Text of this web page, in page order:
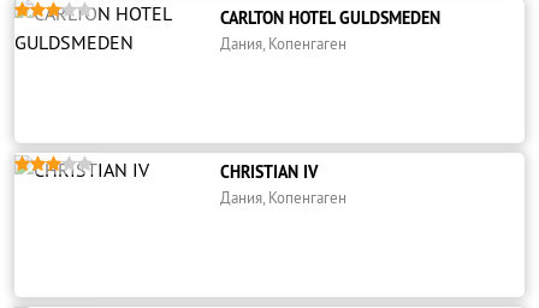
 CARLTON HOTEL GULDSMEDEN
Дания, Копенгаген
 CHRISTIAN IV
Дания, Копенгаген